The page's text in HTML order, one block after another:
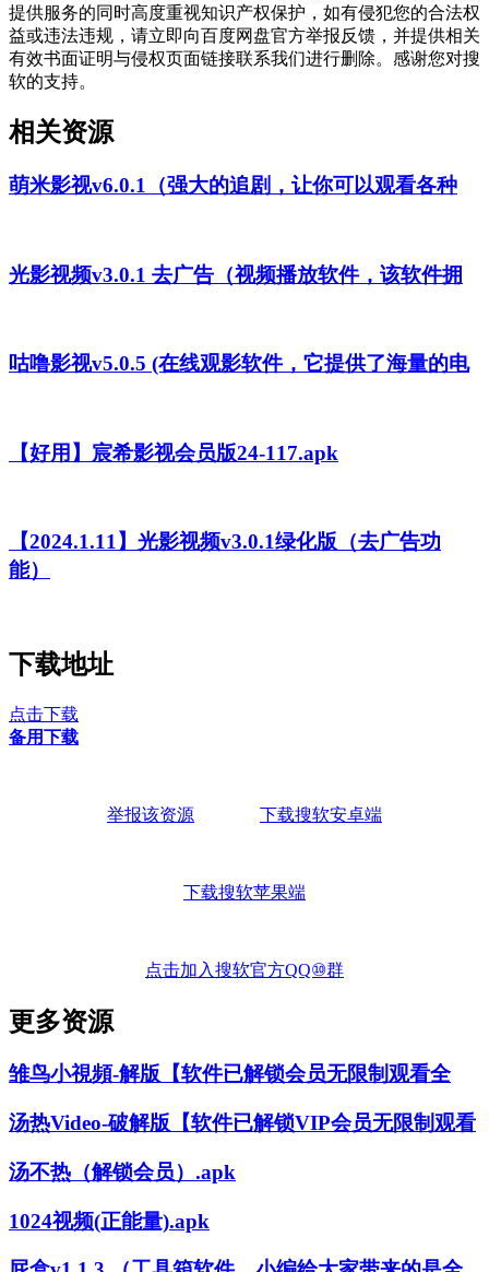
提供服务的同时高度重视知识产权保护，如有侵犯您的合法权
益或违法违规，请立即向百度网盘官方举报反馈，并提供相关
有效书面证明与侵权页面链接联系我们进行删除。感谢您对搜
软的支持。
相关资源
萌米影视v6.0.1（强大的追剧，让你可以观看各种
光影视频v3.0.1 去广告（视频播放软件，该软件拥
咕噜影视v5.0.5 (在线观影软件，它提供了海量的电
【好用】宸希影视会员版24-117.apk
【2024.1.11】光影视频v3.0.1绿化版（去广告功
能）
下载地址
点击下载
备用下载
举报该资源 下载搜软安卓端
下载搜软苹果端
点击加入搜软官方QQ⑩群
更多资源
雏鸟小視頻-解版【软件已解锁会员无限制观看全
汤热Video-破解版【软件已解锁VIP会员无限制观看
汤不热（解锁会员）.apk
1024视频(正能量).apk